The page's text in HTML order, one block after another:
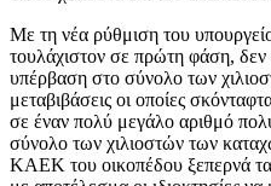
Με τη νέα ρύθμιση του
τουλάχιστον σε πρώτη φάση,
υπέρβαση στο σύνολο των
μεταβιβάσεις οι οποίες
σε έναν πολύ μεγάλο αριθμό
σύνολο των χιλιοστών των
ΚΑΕΚ του οικοπέδου ξεπερνά